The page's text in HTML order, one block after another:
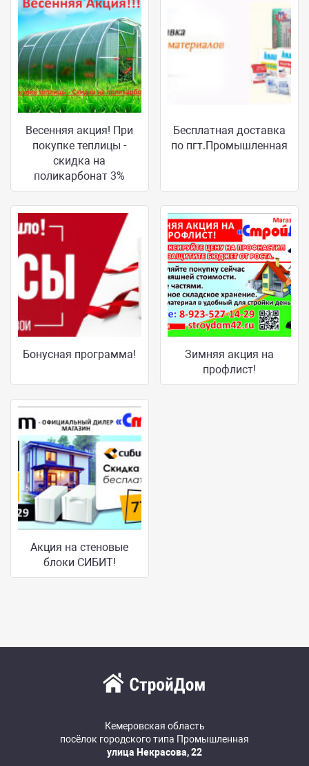
Весенняя акция! При
покупке теплицы -
скидка на
поликарбонат 3%
Бесплатная доставка
по пгт.Промышленная
Бонусная программа!
Зимняя акция на
профлист!
Акция на стеновые
блоки СИБИТ!
Кемеровская область
посёлок городского типа Промышленная
улица Некрасова, 22